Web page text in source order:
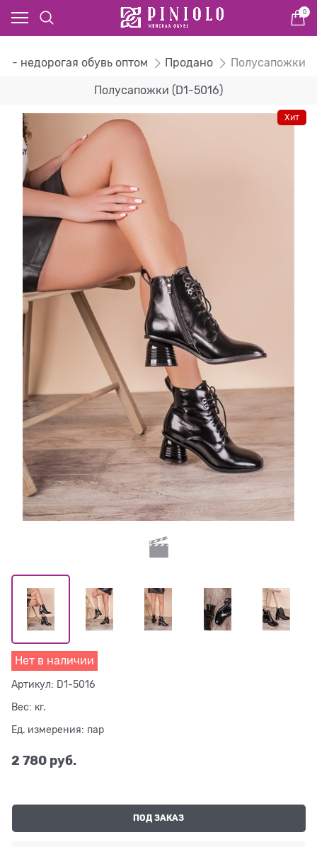
0
- недорогая обувь оптом Продано Полусапожки
Полусапожки (D1-5016)
Хит
Нет в наличии
Артикул: D1-5016
Вес: кг.
Ед. измерения: пар
2 780 руб.
ПОД ЗАКАЗ